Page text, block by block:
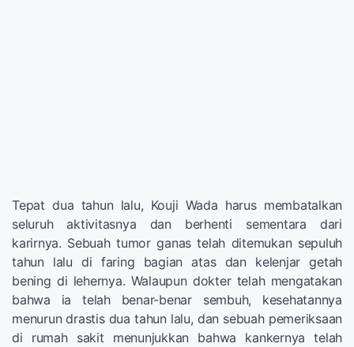
Tepat dua tahun lalu, Kouji Wada harus membatalkan
seluruh aktivitasnya dan berhenti sementara dari
karirnya. Sebuah tumor ganas telah ditemukan sepuluh
tahun lalu di faring bagian atas dan kelenjar getah
bening di lehernya. Walaupun dokter telah mengatakan
bahwa ia telah benar-benar sembuh, kesehatannya
menurun drastis dua tahun lalu, dan sebuah pemeriksaan
di rumah sakit menunjukkan bahwa kankernya telah